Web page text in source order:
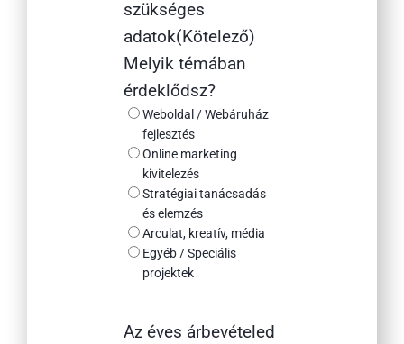
szükséges
adatok(Kötelező)
Melyik témában
érdeklődsz?
Weboldal / Webáruház
fejlesztés
Online marketing
kivitelezés
Stratégiai tanácsadás
és elemzés
Arculat, kreatív, média
Egyéb / Speciális
projektek
Az éves árbevételed